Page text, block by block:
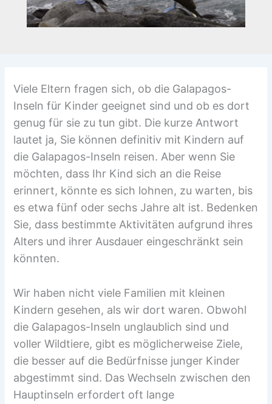
Viele Eltern fragen sich, ob die Galapagos-
Inseln für Kinder geeignet sind und ob es dort
genug für sie zu tun gibt. Die kurze Antwort
lautet ja, Sie können definitiv mit Kindern auf
die Galapagos-Inseln reisen. Aber wenn Sie
möchten, dass Ihr Kind sich an die Reise
erinnert, könnte es sich lohnen, zu warten, bis
es etwa fünf oder sechs Jahre alt ist. Bedenken
Sie, dass bestimmte Aktivitäten aufgrund ihres
Alters und ihrer Ausdauer eingeschränkt sein
könnten.
Wir haben nicht viele Familien mit kleinen
Kindern gesehen, als wir dort waren. Obwohl
die Galapagos-Inseln unglaublich sind und
voller Wildtiere, gibt es möglicherweise Ziele,
die besser auf die Bedürfnisse junger Kinder
abgestimmt sind. Das Wechseln zwischen den
Hauptinseln erfordert oft lange